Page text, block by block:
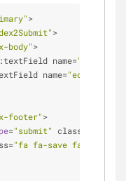
>
>
body">
name="nombre"
name="edad"
footer">
="submit" class
="fa fa-save fa-2x"